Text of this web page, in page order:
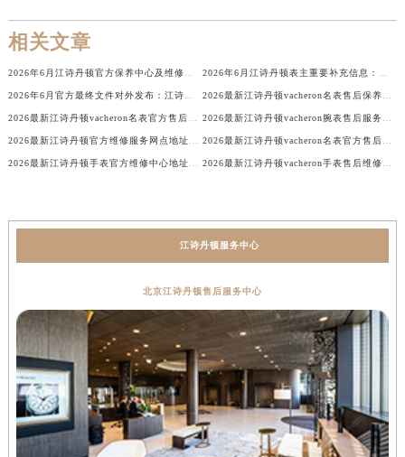
相关文章
江诗丹顿服务中心
北京江诗丹顿售后服务中心